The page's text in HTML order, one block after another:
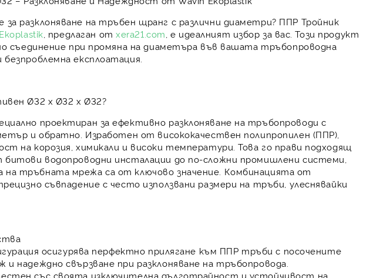
за разклоняване на тръбен щранг с различни диаметри? ППР Тройник
, предлаган отxera21.com , е идеалният избор за вас. Този продукт
съединение при промяна на диаметъра във вашата тръбопроводна
експлоатация.
Ø32 x Ø32 x Ø32?
проектиран заефективно разклоняване на тръбопроводи с
и обратно . Изработен от висококачествен полипропилен (ППР)
на корозия, химикали и високи температури . Това го прави подходящ
водопроводни инсталации до по-сложни промишлени системи,
тръбната мрежа са от ключово значение. Комбинацията от
съвпадение с често използвани размери на тръби, улеснявайки
осигурява перфектно прилягане към ППР тръби с посочените
и надеждно свързване при разклоняване на тръбопровода.
със своята изключителна дълготрайност и устойчивост на